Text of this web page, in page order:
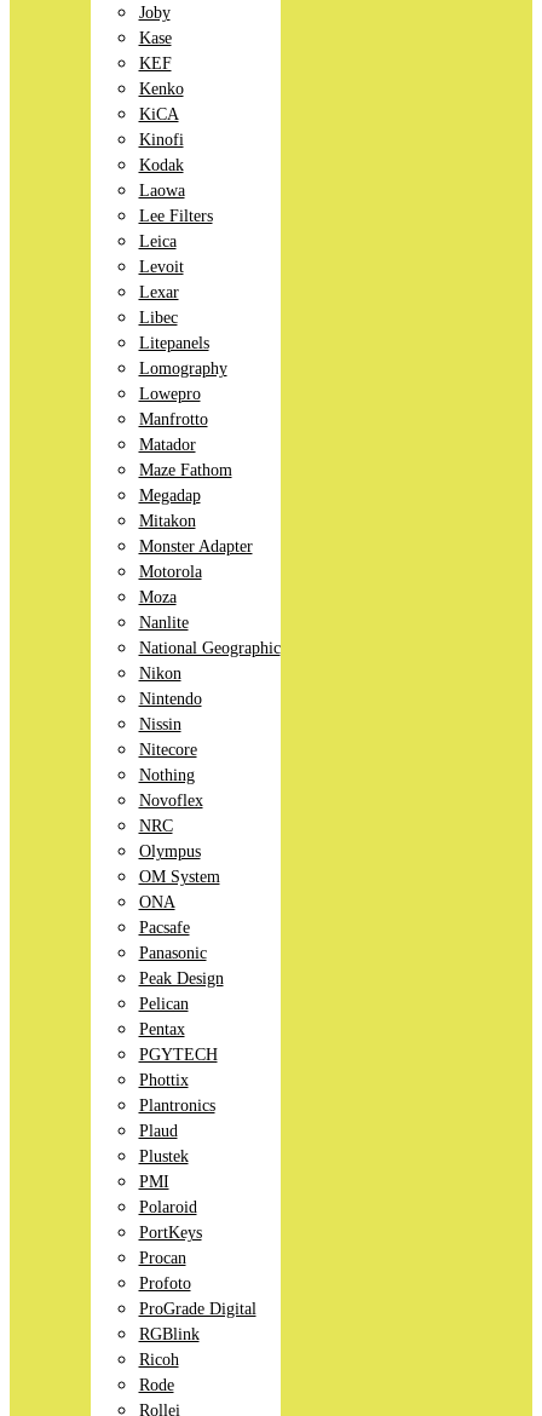
Joby
Kase
KEF
Kenko
KiCA
Kinofi
Kodak
Laowa
Lee Filters
Leica
Levoit
Lexar
Libec
Litepanels
Lomography
Lowepro
Manfrotto
Matador
Maze Fathom
Megadap
Mitakon
Monster Adapter
Motorola
Moza
Nanlite
National Geographic
Nikon
Nintendo
Nissin
Nitecore
Nothing
Novoflex
NRC
Olympus
OM System
ONA
Pacsafe
Panasonic
Peak Design
Pelican
Pentax
PGYTECH
Phottix
Plantronics
Plaud
Plustek
PMI
Polaroid
PortKeys
Procan
Profoto
ProGrade Digital
RGBlink
Ricoh
Rode
Rollei